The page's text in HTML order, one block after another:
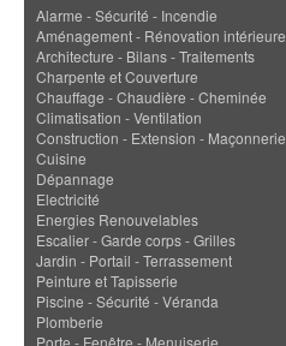
Alarme - Sécurité - Incendie
Aménagement - Rénovation intérieure
Architecture - Bilans - Traitements
Charpente et Couverture
Chauffage - Chaudière - Cheminée
Climatisation - Ventilation
Construction - Extension - Maçonnerie
Cuisine
Dépannage
Electricité
Energies Renouvelables
Escalier - Garde corps - Grilles
Jardin - Portail - Terrassement
Peinture et Tapisserie
Piscine - Sécurité - Véranda
Plomberie